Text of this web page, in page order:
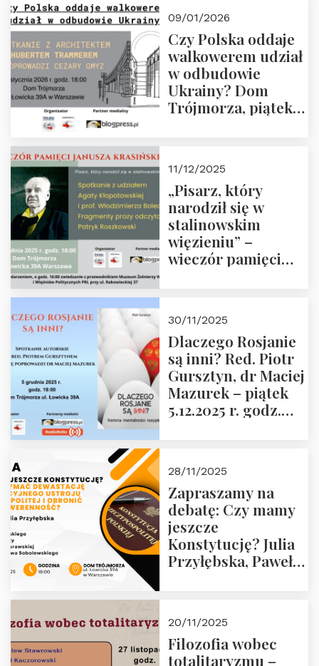
godz. 18:00.
Zapraszamy!
09/01/2026
Czy Polska oddaje
walkowerem udział
w odbudowie
Ukrainy? Dom
Trójmorza, piątek
11/12/2025
„Pisarz, który
narodził się w
stalinowskim
więzieniu” –
wieczór pamięci
zwiedzanie
Muzeum Żołnierzy
Wyklętych i
Więźniów
Politycznych PRL o
godz. 16:00 – 19
30/11/2025
Dlaczego Rosjanie
są inni? Red. Piotr
Gursztyn, dr Maciej
Mazurek – piątek
5.12.2025 r. godz.
28/11/2025
Zapraszamy na
debatę: Czy mamy
jeszcze
Konstytucję? Julia
Przyłębska, Paweł
Przemysław
Sobolewski – 4
20/11/2025
Filozofia wobec
totalitaryzmu –